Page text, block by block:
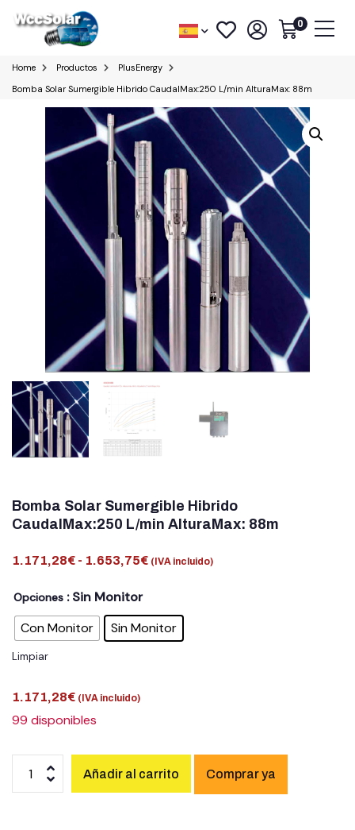
0
Home Productos
PlusEnergy
Bomba Solar Sumergible Hibrido CaudalMax:250 L/min AlturaMax: 88m
Bomba Solar Sumergible Hibrido
CaudalMax:250 L/min AlturaMax: 88m
1.171,28€ - 1.653,75€ (IVA incluido)
Opciones : Sin Monitor
Con Monitor
Sin Monitor
Limpiar
1.171,28€ (IVA incluido)
99 disponibles
Añadir al carrito